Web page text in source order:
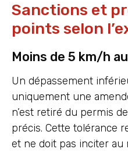
Sanctions et
points selon
Moins de 5 km/h
Un dépassement
uniquement une
n’est retiré du permis
précis. Cette tolérance
et ne doit pas inciter au